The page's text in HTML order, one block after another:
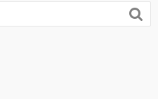
